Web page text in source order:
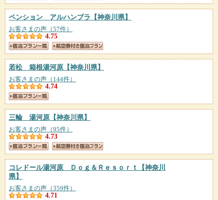
ペンション アルハンブラ 【神奈川県】
お客さまの声（57件）
4.75
若松 箱根湯河原 【神奈川県】
お客さまの声（144件）
4.74
三輪 湯河原 【神奈川県】
お客さまの声（95件）
4.73
コレドール湯河原 Ｄｏｇ＆Ｒｅｓｏｒｔ
【神奈川
県】
お客さまの声（359件）
4.71